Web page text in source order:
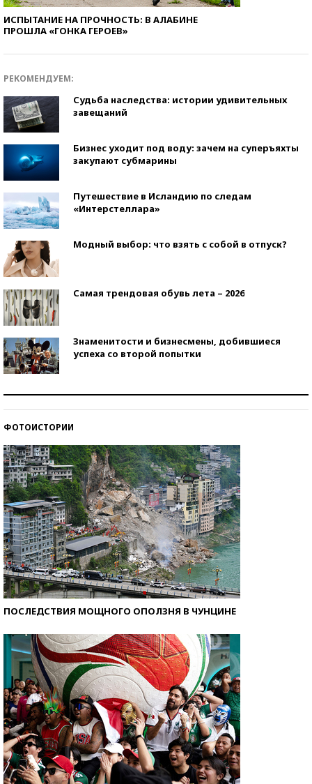
ИСПЫТАНИЕ НА ПРОЧНОСТЬ: В АЛАБИНЕ
ПРОШЛА «ГОНКА ГЕРОЕВ»
РЕКОМЕНДУЕМ:
Судьба наследства: истории удивительных
завещаний
Бизнес уходит под воду: зачем на суперъяхты
закупают субмарины
Путешествие в Исландию по следам
«Интерстеллара»
Модный выбор: что взять с собой в отпуск?
Самая трендовая обувь лета – 2026
Знаменитости и бизнесмены, добившиеся
успеха со второй попытки
ФОТОИСТОРИИ
ПОСЛЕДСТВИЯ МОЩНОГО ОПОЛЗНЯ В ЧУНЦИНЕ